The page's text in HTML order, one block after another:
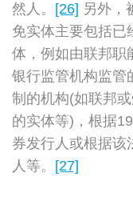
然人。 [26] 另外，
免实体主要包括已
体，例如由联邦职
银行监管机构监管
制的机构(如联邦
的实体等)，根据
券发行人或根据该
人等。 [27]